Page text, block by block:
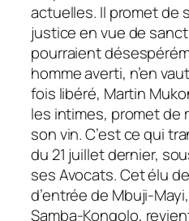
actuelles. Il promet de
justice en vue de
pourraient
homme averti, n’en
fois libéré, Martin
les intimes, promet de
son vin. C’est ce qui
du 21 juillet dernier,
ses Avocats. Cet élu
d’entrée de Mbuji-
Samba-Kongolo,